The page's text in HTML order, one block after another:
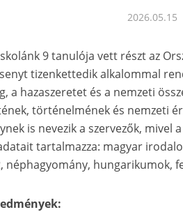
2026.05.15
9 tanulója vett részt az
tizenkettedik alkalommal
a hazaszeretet és a nemzeti
történelmének és nemzeti
is nevezik a szervezők,
tartalmazza: magyar
néphagyomány, hungarikumok,